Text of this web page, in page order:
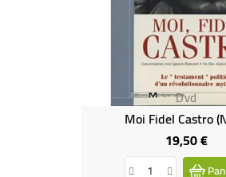
Dvd
Moi Fidel Castro
19,50 €Prix